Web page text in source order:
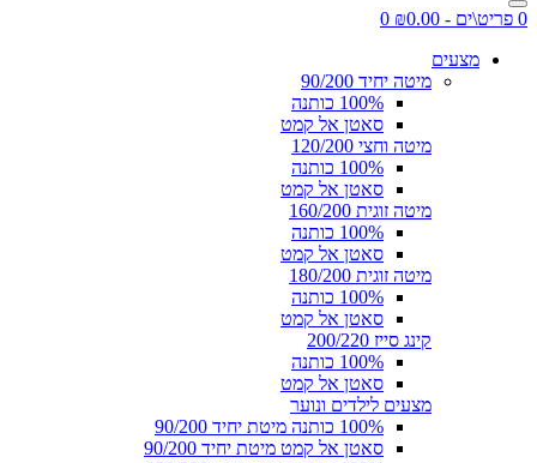
0 פריט\ים - ₪0.00
0
מצעים
מיטה יחיד 90/200
100% כותנה
סאטן אל קמט
מיטה וחצי 120/200
100% כותנה
סאטן אל קמט
מיטה זוגית 160/200
100% כותנה
סאטן אל קמט
מיטה זוגית 180/200
100% כותנה
סאטן אל קמט
קינג סייז 200/220
100% כותנה
סאטן אל קמט
מצעים לילדים ונוער
100% כותנה מיטת יחיד 90/200
סאטן אל קמט מיטת יחיד 90/200